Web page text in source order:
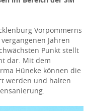
Vorpommerns
Jahren
Punkt stellt
dar. Mit dem
Hüneke können die
werden und halten